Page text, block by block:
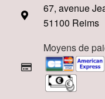
67, avenue
51100 Reims
Moyens de